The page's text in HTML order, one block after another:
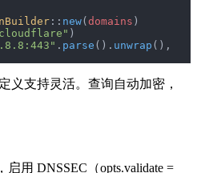
:: new( domains )
)
. parse (). unwrap
义支持灵活。查询自动加密，
启用 DNSSEC（opts.validate =